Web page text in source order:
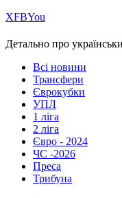
ХFBYou
Детально про
Всі новини
Трансфери
Єврокубки
УПЛ
1 ліга
2 ліга
Євро - 2024
ЧС -2026
Преса
Трибуна